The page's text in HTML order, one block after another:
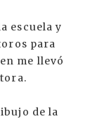
escuela y
para
me llevó
de la